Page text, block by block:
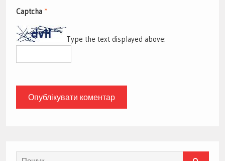
Captcha *
Type the text displayed above:
Search